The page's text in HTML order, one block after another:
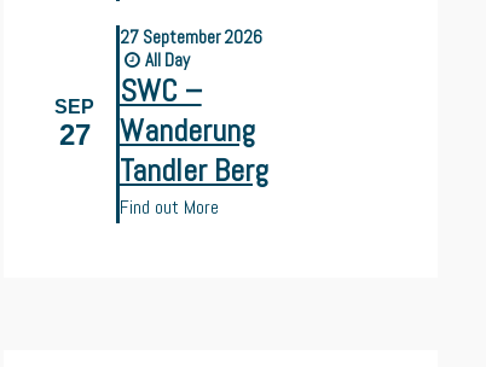
SEP
27
27 September2026
All Day
SWC –
Wanderung
Tandler Berg
Find out More